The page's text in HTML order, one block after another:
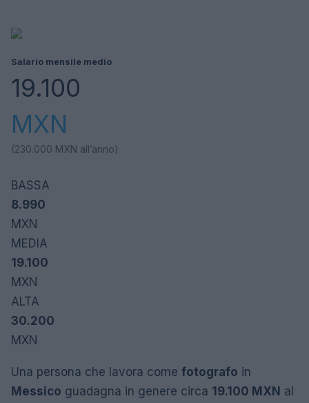
Salario mensile medio
19.100
MXN
(230.000 MXN all’anno)
BASSA
8.990
MXN
MEDIA
19.100
MXN
ALTA
30.200
MXN
Una persona che lavora come fotografo in
Messico guadagna in genere circa 19.100 MXN al